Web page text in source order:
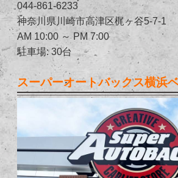
044-861-6233
神奈川県川崎市高津区梶ヶ谷5-7-1
AM 10:00 ～ PM 7:00
駐車場: 30台
スーパーオートバックス横浜